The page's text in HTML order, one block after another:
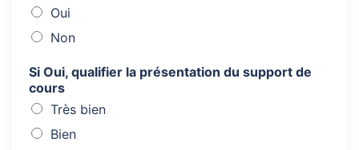
Oui
Non
Si Oui, qualifier la présentation du support de
cours
Très bien
Bien